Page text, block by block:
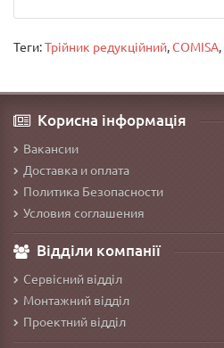
Теги:Трійник редукційний,COMISA,
Корисна інформація
Вакансии
Доставка и оплата
Политика Безопасности
Условия соглашения
Відділи компанії
Сервісний відділ
Монтажний відділ
Проектний відділ